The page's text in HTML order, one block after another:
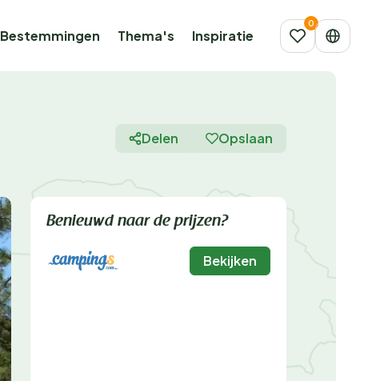
Bestemmingen Thema's Inspiratie
Delen Opslaan
Benieuwd naar de prijzen?
Bekijken